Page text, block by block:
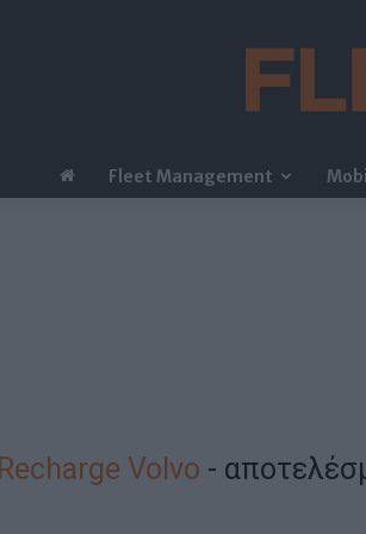
Fleet Management
Recharge Volvo -